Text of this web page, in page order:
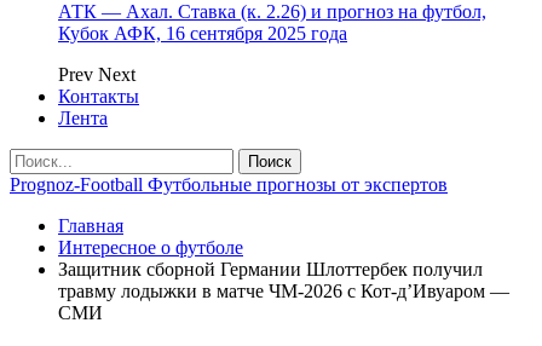
АТК — Ахал. Ставка (к. 2.26) и прогноз на футбол,
Кубок АФК, 16 сентября 2025 года
Prev Next
Контакты
Лента
Prognoz-Football Футбольные прогнозы от экспертов
Главная
Интересное о футболе
Защитник сборной Германии Шлоттербек получил
травму лодыжки в матче ЧМ‑2026 с Кот‑д’Ивуаром —
СМИ